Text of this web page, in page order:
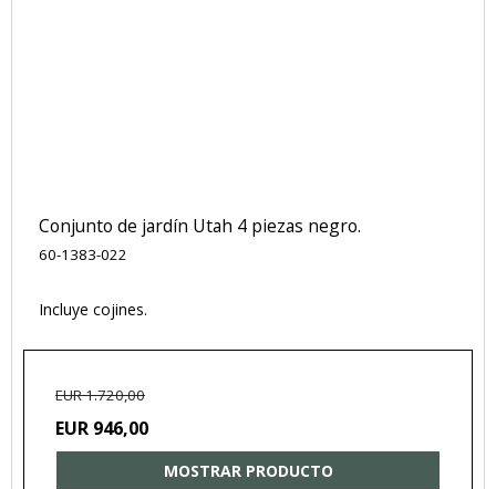
Conjunto de jardín Utah 4 piezas negro.
60-1383-022
Incluye cojines.
EUR 1.720,00
EUR 946,00
MOSTRAR PRODUCTO